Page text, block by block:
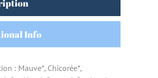
Info
: Mauve*, Chicorée*,